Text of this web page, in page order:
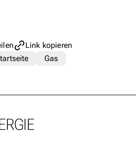
Link kopieren
Gas